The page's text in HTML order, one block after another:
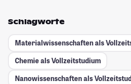
Schlagworte
Materialwissenschaften als
Chemie als Vollzeitstudium
Nanowissenschaften als